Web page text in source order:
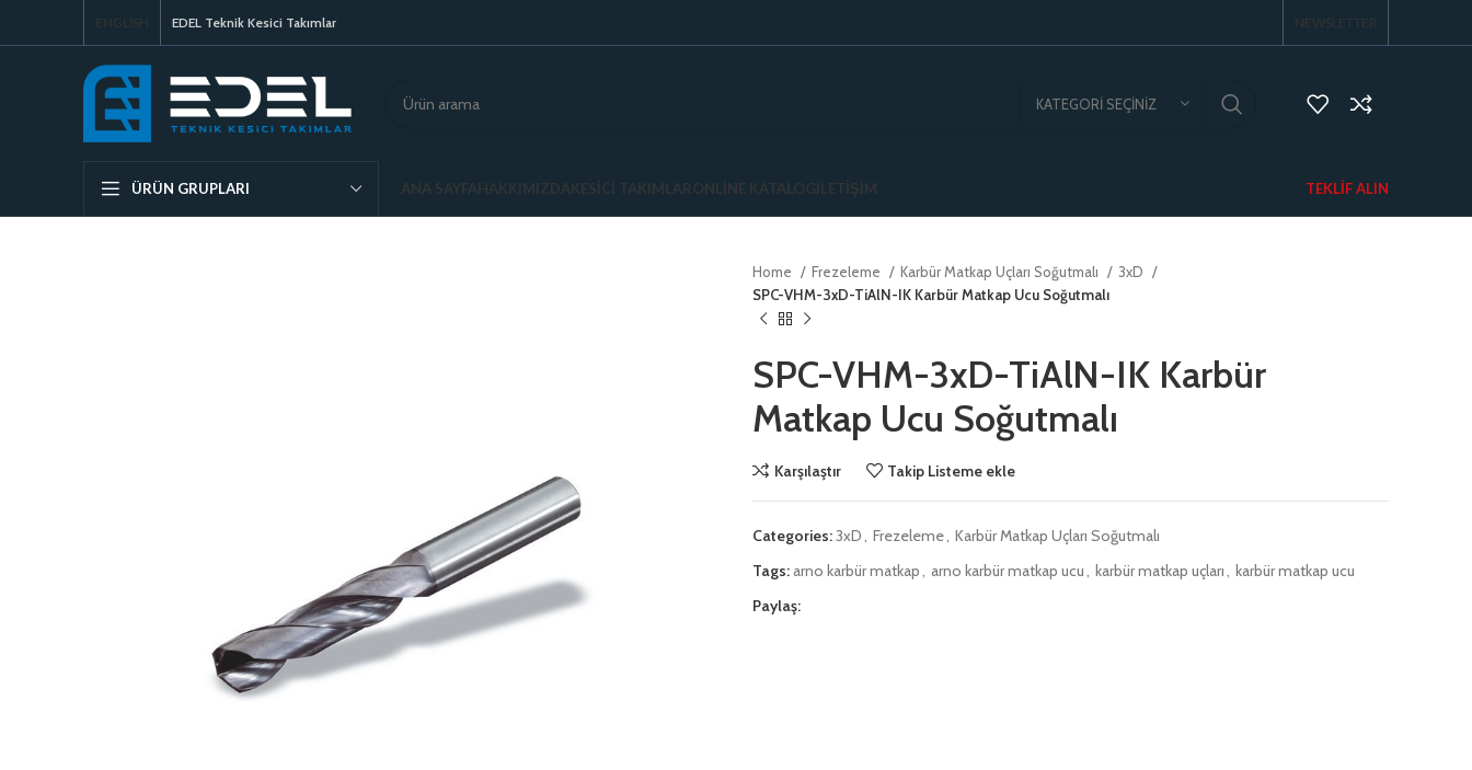
ENGLISH EDEL Teknik Kesici Takımlar NEWSLETTER
KATEGORI SEÇINIZ
ÜRÜN GRUPLARI ANA SAYFAHAKKIMIZDAKESICI TAKIMLARONLINE KATALOGİLETIŞIM TEKLIF ALIN
Home Frezeleme Karbür Matkap Uçları Soğutmalı
3xD
SPC-VHM-3xD-TiAlN-IK Karbür Matkap Ucu Soğutmalı
SPC-VHM-3xD-TiAlN-IK Karbür
Matkap Ucu Soğutmalı
Karşılaştır Takip Listeme ekle
Categories:3xD, Frezeleme, Karbür Matkap Uçları Soğutmalı
Tags: arno karbür matkap, arno karbür matkap ucu, karbür matkap uçları, karbür matkap ucu
Paylaş: